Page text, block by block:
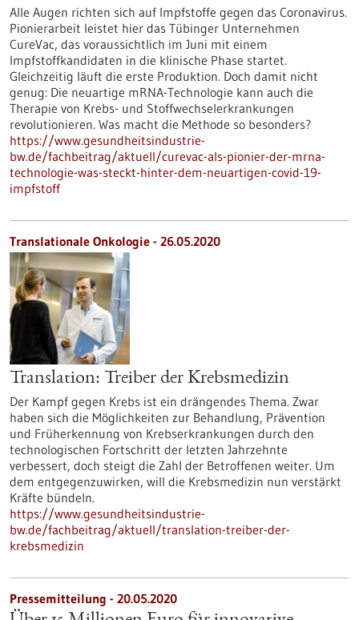
Alle Augen richten sich auf Impfstoffe gegen das Coronavirus.
Pionierarbeit leistet hier das Tübinger Unternehmen
CureVac, das voraussichtlich im Juni mit einem
Impfstoffkandidaten in die klinische Phase startet.
Gleichzeitig läuft die erste Produktion. Doch damit nicht
genug: Die neuartige mRNA-Technologie kann auch die
Therapie von Krebs- und Stoffwechselerkrankungen
revolutionieren. Was macht die Methode so besonders?
https://www.gesundheitsindustrie-
bw.de/fachbeitrag/aktuell/curevac-als-pionier-der-mrna-
technologie-was-steckt-hinter-dem-neuartigen-covid-19-
impfstoff
Translationale Onkologie - 26.05.2020
Translation: Treiber der Krebsmedizin
Der Kampf gegen Krebs ist ein drängendes Thema. Zwar
haben sich die Möglichkeiten zur Behandlung, Prävention
und Früherkennung von Krebserkrankungen durch den
technologischen Fortschritt der letzten Jahrzehnte
verbessert, doch steigt die Zahl der Betroffenen weiter. Um
dem entgegenzuwirken, will die Krebsmedizin nun verstärkt
Kräfte bündeln.
https://www.gesundheitsindustrie-
bw.de/fachbeitrag/aktuell/translation-treiber-der-
krebsmedizin
Pressemitteilung - 20.05.2020